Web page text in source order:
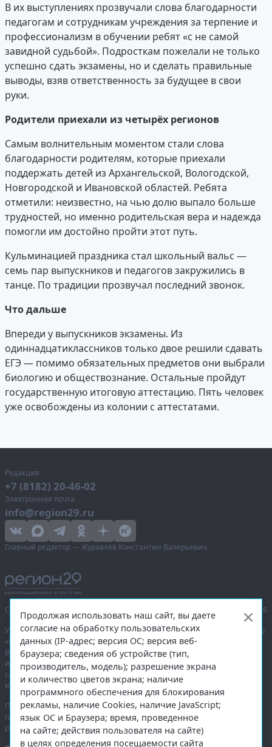
В их выступлениях прозвучали слова благодарности
педагогам и сотрудникам учреждения за терпение и
профессионализм в обучении ребят «с не самой
завидной судьбой». Подросткам пожелали не только
успешно сдать экзамены, но и сделать правильные
выводы, взяв ответственность за будущее в свои
руки.
Родители приехали из четырёх регионов
Самым волнительным моментом стали слова
благодарности родителям, которые приехали
поддержать детей из Архангельской, Вологодской,
Новгородской и Ивановской областей. Ребята
отметили: неизвестно, на чью долю выпало больше
трудностей, но именно родительская вера и надежда
помогли им достойно пройти этот путь.
Кульминацией праздника стал школьный вальс —
семь пар выпускников и педагогов закружились в
танце. По традиции прозвучал последний звонок.
Что дальше
Впереди у выпускников экзамены. Из
одиннадцатиклассников только двое решили сдавать
ЕГЭ — помимо обязательных предметов они выбрали
биологию и обществознание. Остальные пройдут
государственную итоговую аттестацию. Пять человек
уже освобождены из колонии с аттестатами.
Редакция
+7 (8182) 20-46-02
Электронная почта
info@region29.ru
Главный редактор — Журавлёв Константин Валерьевич
Сетевое издание «Информационное агентство Регион 29»,
© 2016–2026
Учредитель — общество с ограниченной ответственностью «Агентство
«Правда Севера».
Выписка из реестра зарегистрированных средств массовой
информации:ЭЛ № ФС 77-74226 от 09.11.2018 выдано Федеральной
службой по надзору в сфере связи, информационных технологий
и массовых коммуникаций (Роскомнадзор).
При полном или частичном использовании любых материалов
гиперссылка на region29.ruобязательна. Копирование материалов без
разрешения администрации сайта запрещено.
Продолжая использовать наш сайт, вы даете
согласие на обработку пользовательских
данных (IP-адрес; версия ОС; версия веб-
браузера; сведения об устройстве (тип,
производитель, модель); разрешение экрана
и количество цветов экрана; наличие
программного обеспечения для блокирования
рекламы, наличие Cookies, наличие JavaScript;
язык ОС и Браузера; время, проведенное
на сайте; действия пользователя на сайте)
в целях определения посещаемости сайта